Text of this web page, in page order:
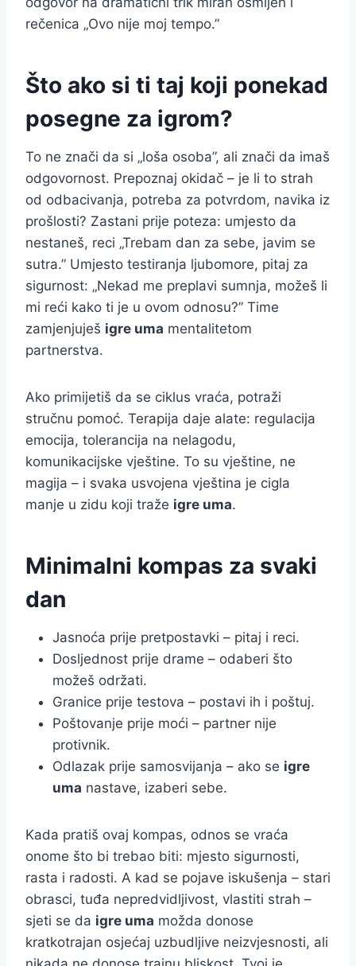
rečenica „Ovo nije moj tempo.”
Što ako si ti taj koji ponekad
posegne za igrom?
To ne znači da si „loša osoba”, ali znači da imaš
odgovornost. Prepoznaj okidač – je li to strah
od odbacivanja, potreba za potvrdom, navika iz
prošlosti? Zastani prije poteza: umjesto da
nestaneš, reci „Trebam dan za sebe, javim se
sutra.” Umjesto testiranja ljubomore, pitaj za
sigurnost: „Nekad me preplavi sumnja, možeš li
mi reći kako ti je u ovom odnosu?” Time
zamjenjuješ igre uma mentalitetom
partnerstva.
Ako primijetiš da se ciklus vraća, potraži
stručnu pomoć. Terapija daje alate: regulacija
emocija, tolerancija na nelagodu,
komunikacijske vještine. To su vještine, ne
magija – i svaka usvojena vještina je cigla
manje u zidu koji traže igre uma.
Minimalni kompas za svaki
dan
Jasnoća prije pretpostavki – pitaj i reci.
Dosljednost prije drame – odaberi što
možeš održati.
Granice prije testova – postavi ih i poštuj.
Poštovanje prije moći – partner nije
protivnik.
Odlazak prije samosvijanja – ako se igre
uma nastave, izaberi sebe.
Kada pratiš ovaj kompas, odnos se vraća
onome što bi trebao biti: mjesto sigurnosti,
rasta i radosti. A kad se pojave iskušenja – stari
obrasci, tuđa nepredvidljivost, vlastiti strah –
sjeti se da igre uma možda donose
kratkotrajan osjećaj uzbudljive neizvjesnosti, ali